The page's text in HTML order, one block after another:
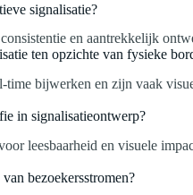
signalisatie?
en aantrekkelijk
ten opzichte van fysieke
bijwerken en zijn vaak
in signalisatieontwerp?
leesbaarheid en visuele
bezoekersstromen?